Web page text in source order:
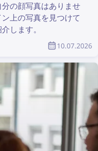
の顔写真はありませ
上の写真を見つけて
します。
10.07.2026